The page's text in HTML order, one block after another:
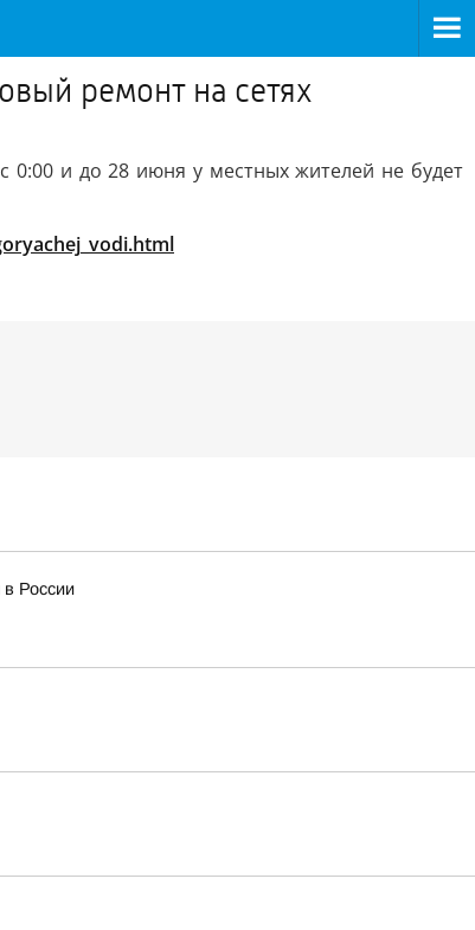
ремонт на сетях
0:00 и до 28 июня у местных жителей не будет
России